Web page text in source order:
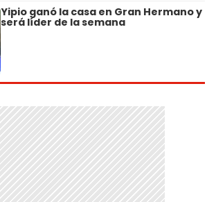
Yipio ganó la casa en Gran Hermano y
será líder de la semana